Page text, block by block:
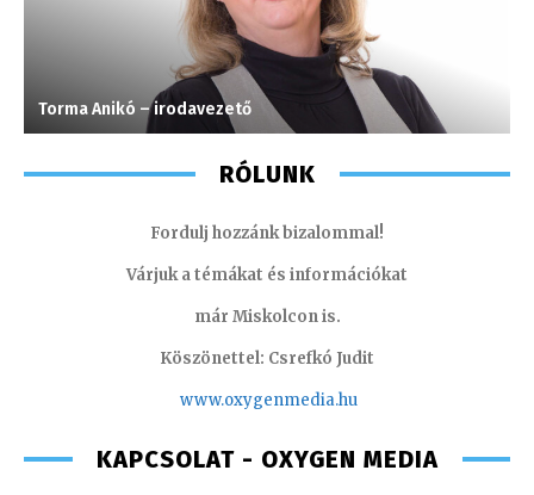
Torma Anikó – irodavezető
RÓLUNK
Fordulj hozzánk bizalommal!
Várjuk a témákat és információkat
már Miskolcon is.
Köszönettel: Csrefkó Judit
www.oxygenmedia.hu
KAPCSOLAT - OXYGEN MEDIA